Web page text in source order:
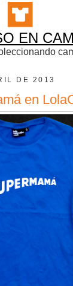
EN
DE 2013
en